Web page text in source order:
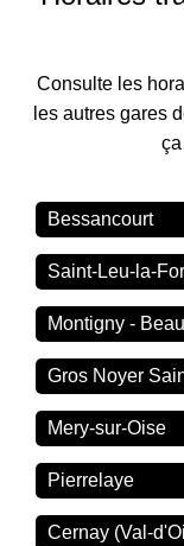
Consulte les
les autres gares
Bessancourt
Saint-Leu-la-
Montigny -
Gros Noyer
Mery-sur-Oise
Pierrelaye
Cernay (Val-